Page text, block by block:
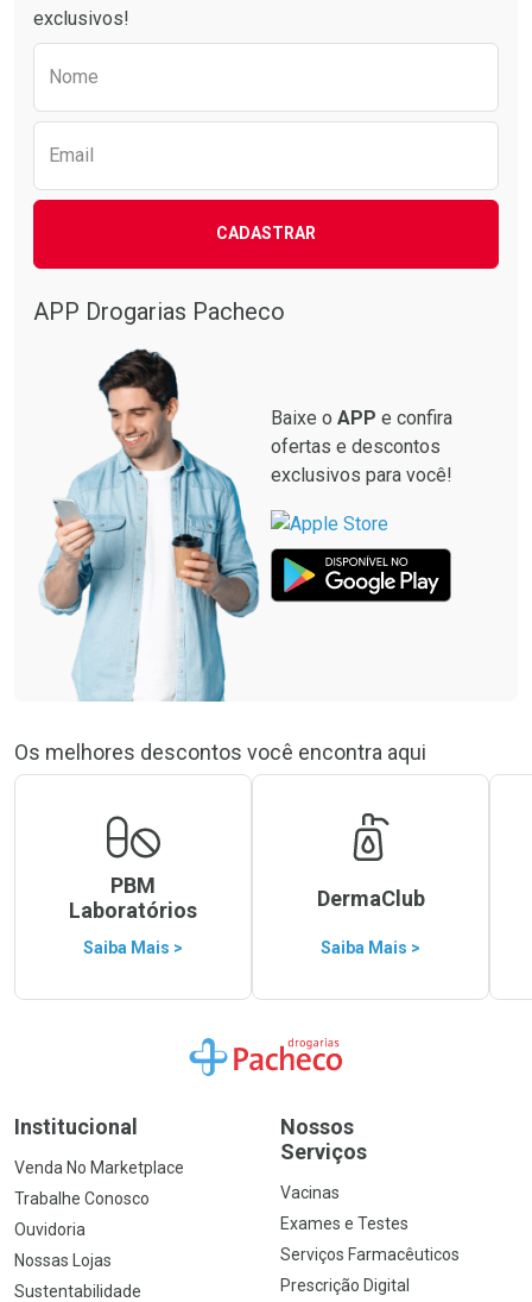
exclusivos!
Nome
Email
CADASTRAR
APP Drogarias Pacheco
Baixe o APP e confira
ofertas e descontos
exclusivos para você!
Os melhores descontos você encontra aqui
PBM
Laboratórios
Saiba Mais >
DermaClub
Saiba Mais >
Ir para a Home
Institucional
Venda No Marketplace
Trabalhe Conosco
Ouvidoria
Nossas Lojas
Sustentabilidade
Nossos
Serviços
Vacinas
Exames e Testes
Serviços Farmacêuticos
Prescrição Digital